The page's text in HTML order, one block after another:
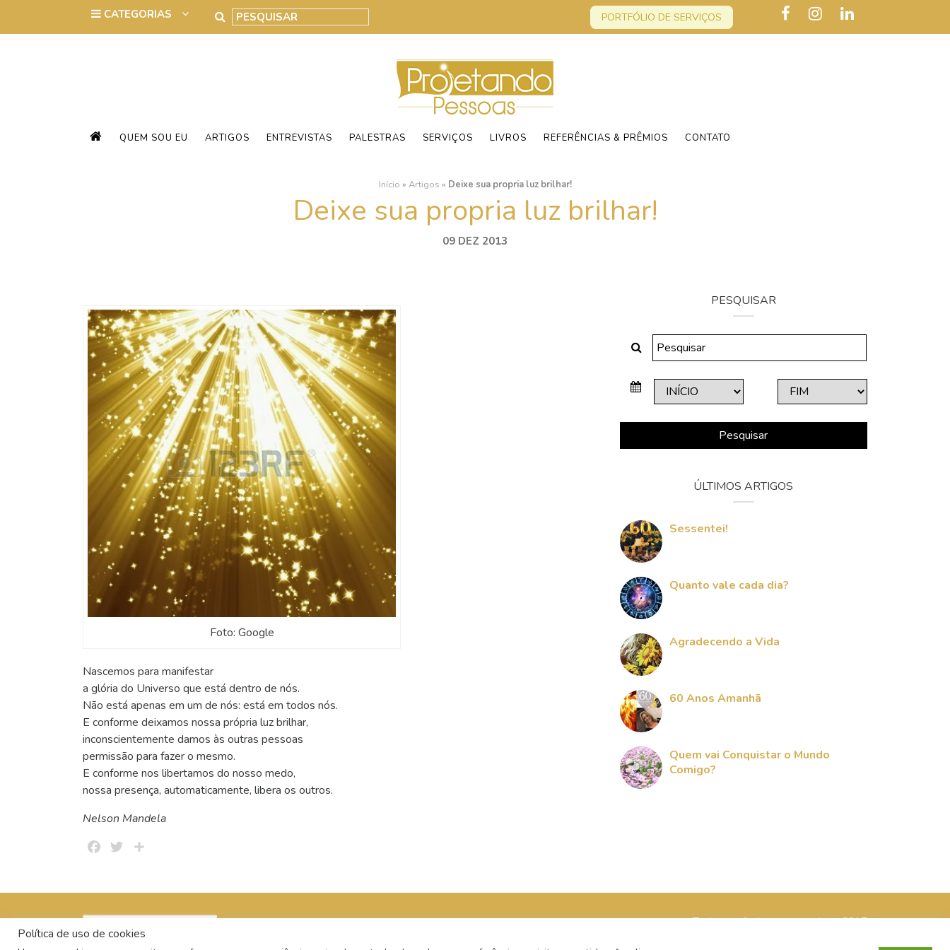
PORTFÓLIO DE SERVIÇOS
QUEM SOU EU ARTIGOS ENTREVISTAS PALESTRAS SERVIÇOS LIVROS REFERÊNCIAS & PRÊMIOS CONTATO
Início » Artigos » Deixe sua propria luz brilhar!
Deixe sua propria luz brilhar!
09 DEZ 2013
Foto: Google
Nascemos para manifestar
a glória do Universo que está dentro de nós.
Não está apenas em um de nós: está em todos nós.
E conforme deixamos nossa própria luz brilhar,
inconscientemente damos às outras pessoas
permissão para fazer o mesmo.
E conforme nos libertamos do nosso medo,
nossa presença, automaticamente, libera os outros.
Nelson Mandela
FacebookTwitter
PESQUISAR
Pesquisar
ÚLTIMOS ARTIGOS
Sessentei!
Quanto vale cada dia?
Agradecendo a Vida
60 Anos Amanhã
Quem vai Conquistar o Mundo
Comigo?
Todos os direitos reservados - 2017
Política de uso de cookies